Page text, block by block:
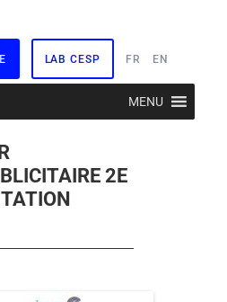
LAB CESP FR EN
MENU
2E